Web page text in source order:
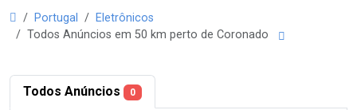
Portugal
Eletrônicos
Todos Anúncios em 50 km perto de Coronado
Todos Anúncios 0